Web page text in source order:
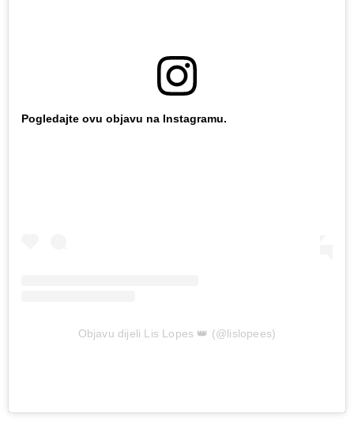
Pogledajte ovu objavu na Instagramu.
Objavu dijeli Lis Lopes 👑 (@lislopees)